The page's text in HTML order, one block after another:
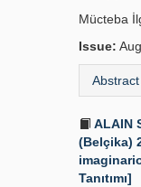
Mücteba
Issue:
Abstract
ALAIN
(Belçika)
Tanıtımı]